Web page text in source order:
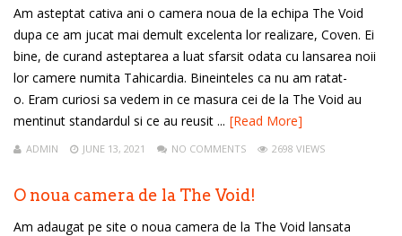
Am asteptat cativa ani o camera noua de la echipa The Void
dupa ce am jucat mai demult excelenta lor realizare, Coven. Ei
bine, de curand asteptarea a luat sfarsit odata cu lansarea noii
lor camere numita Tahicardia. Bineinteles ca nu am ratat-
o. Eram curiosi sa vedem in ce masura cei de la The Void au
mentinut standardul si ce au reusit ... [Read More]
ADMIN JUNE 13, 2021 NO COMMENTS 2698 VIEWS
O noua camera de la The Void!
Am adaugat pe site o noua camera de la The Void lansata